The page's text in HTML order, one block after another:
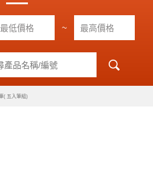
~
( 五入筆組)